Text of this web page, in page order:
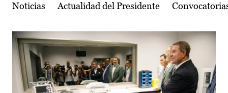
Noticias Actualidad del Presidente